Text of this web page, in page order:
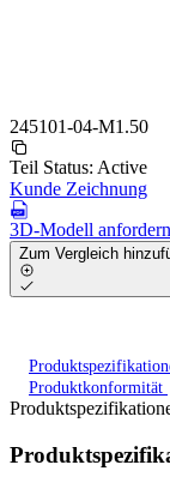
245101-04-M1.50
Teil Status: Active
Kunde Zeichnung
3D-Modell anfordern
Zum Vergleich
Produktkonformität